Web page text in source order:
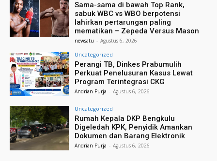
Sama-sama di bawah Top Rank,
sabuk WBC vs WBO berpotensi
lahirkan pertarungan paling
mematikan – Zepeda Versus Mason
newsatu - Agustus 6, 2026
Uncategorized
Perangi TB, Dinkes Prabumulih
Perkuat Penelusuran Kasus Lewat
Program Terintegrasi CKG
Andrian Purja - Agustus 6, 2026
Uncategorized
Rumah Kepala DKP Bengkulu
Digeledah KPK, Penyidik Amankan
Dokumen dan Barang Elektronik
Andrian Purja - Agustus 6, 2026